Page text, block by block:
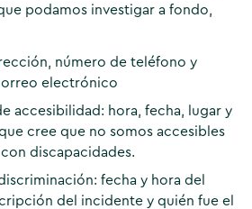
podamos investigar a fondo,
número de teléfono y
electrónico
accesibilidad: hora, fecha, lugar y
cree que no somos accesibles
discapacidades.
fecha y hora del
del incidente y quién fue el